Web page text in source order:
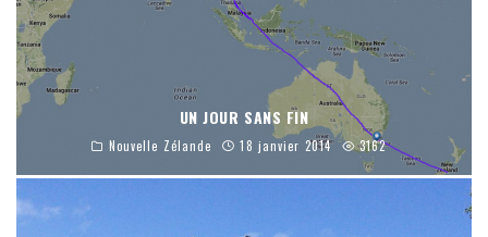
UN JOUR SANS FIN
Nouvelle Zélande 18 janvier 2014 3162